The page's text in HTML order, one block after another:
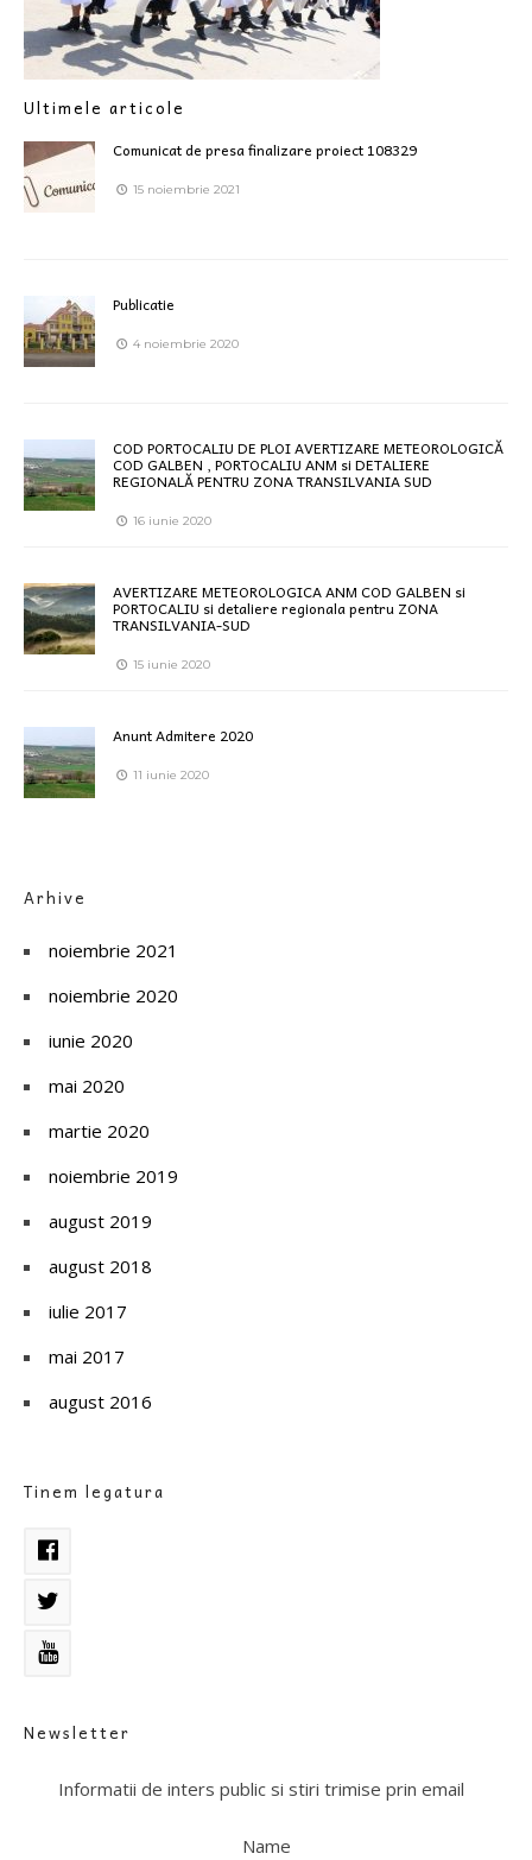
Ultimele articole
Comunicat de presa finalizare proiect 108329
15 noiembrie 2021
Publicatie
4 noiembrie 2020
COD PORTOCALIU DE PLOI AVERTIZARE METEOROLOGICĂ
COD GALBEN , PORTOCALIU ANM si DETALIERE
REGIONALĂ PENTRU ZONA TRANSILVANIA SUD
16 iunie 2020
AVERTIZARE METEOROLOGICA ANM COD GALBEN si
PORTOCALIU si detaliere regionala pentru ZONA
TRANSILVANIA-SUD
15 iunie 2020
Anunt Admitere 2020
11 iunie 2020
Arhive
noiembrie 2021
noiembrie 2020
iunie 2020
mai 2020
martie 2020
noiembrie 2019
august 2019
august 2018
iulie 2017
mai 2017
august 2016
Tinem legatura
Newsletter
Informatii de inters public si stiri trimise prin email
Name